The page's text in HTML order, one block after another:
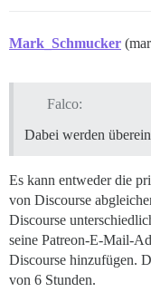
Mark_Schmucker
Falco:
Dabei werden
Es kann entweder die
von Discourse
Discourse
seine Patreon-E-Mail-
Discourse hinzufügen.
von 6 Stunden.